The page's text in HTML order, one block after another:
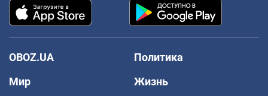
OBOZ.UA
Политика
Мир
Жизнь